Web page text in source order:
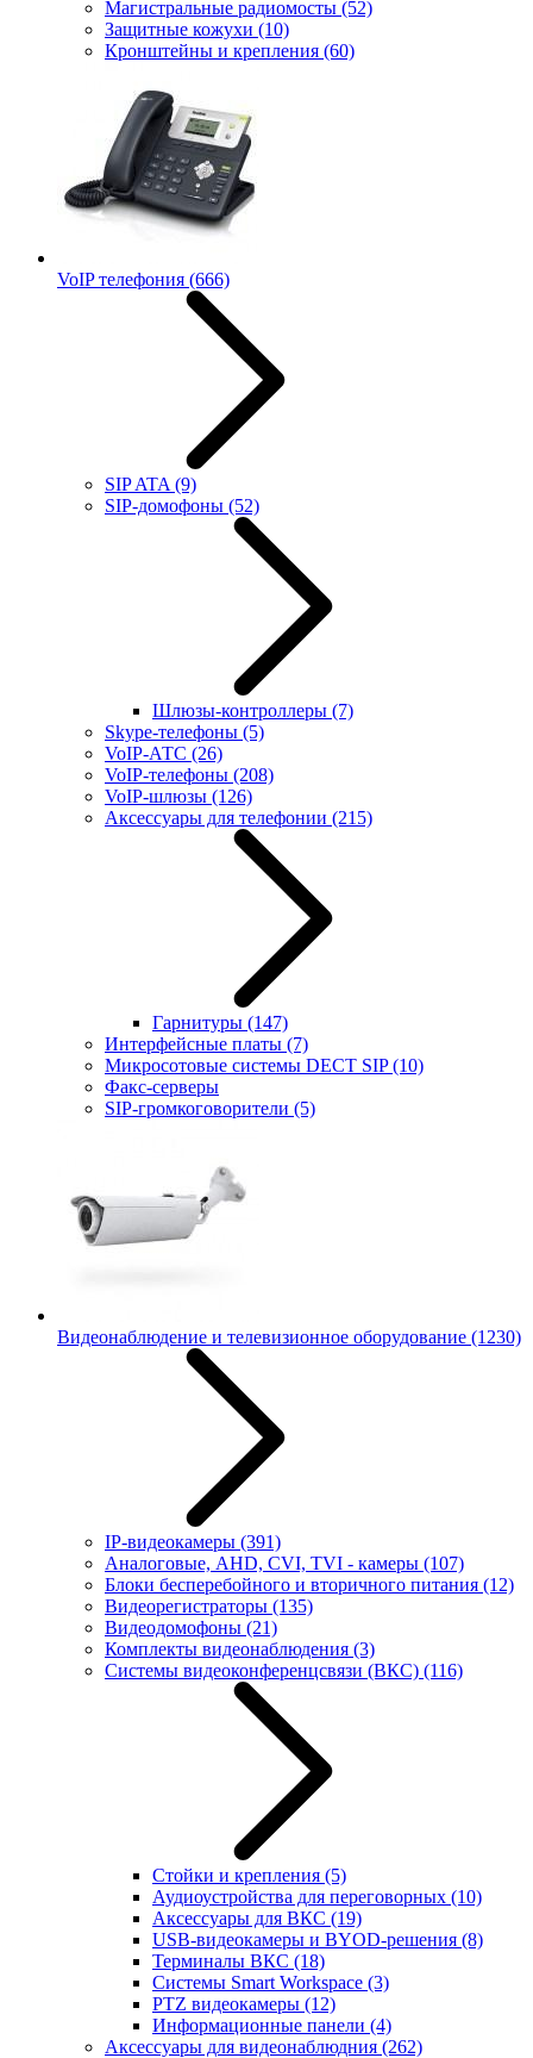
Магистральные радиомосты (52)
Защитные кожухи (10)
Кронштейны и крепления (60)
VoIP телефония (666)
SIP ATA (9)
SIP-домофоны (52)
Шлюзы-контроллеры (7)
Skype-телефоны (5)
VoIP-АТС (26)
VoIP-телефоны (208)
VoIP-шлюзы (126)
Аксессуары для телефонии (215)
Гарнитуры (147)
Интерфейсные платы (7)
Микросотовые системы DECT SIP(10)
Факс-серверы
SIP-громкоговорители (5)
Видеонаблюдение и телевизионное оборудование (1230)
IP-видеокамеры (391)
Аналоговые, AHD, CVI, TVI - камеры (107)
Блоки бесперебойного и вторичного питания (12)
Видеорегистраторы (135)
Видеодомофоны (21)
Комплекты видеонаблюдения (3)
Системы видеоконференцсвязи (ВКС) (116)
Стойки и крепления (5)
Аудиоустройства для переговорных (10)
Аксессуары для ВКС (19)
USB-видеокамеры и BYOD-решения (8)
Терминалы ВКС (18)
Системы Smart Workspace (3)
PTZ видеокамеры (12)
Информационные панели (4)
Аксессуары для видеонаблюдния (262)